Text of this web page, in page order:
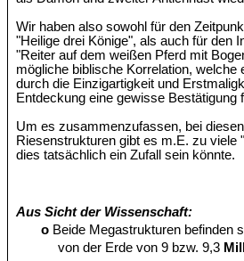
Wir haben also sowohl für den
"Heilige drei Könige", als auch für den
"Reiter auf dem weißen Pferd mit
mögliche biblische Korrelation, welche
durch die Einzigartigkeit und
Entdeckung eine gewisse Bestätigung
Um es zusammenzufassen, bei
Riesenstrukturen gibt es m.E. zu viele
dies tatsächlich ein Zufall sein könnte.
Aus Sicht der Wissenschaft:
o Beide Megastrukturen befinden
von der Erde von 9 bzw. 9,3